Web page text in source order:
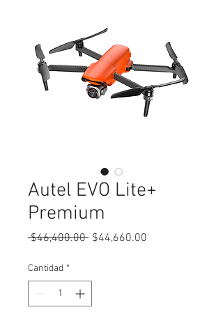
Autel EVO Lite+
Premium
$46,400.00 Precio
$44,660.00
Cantidad *